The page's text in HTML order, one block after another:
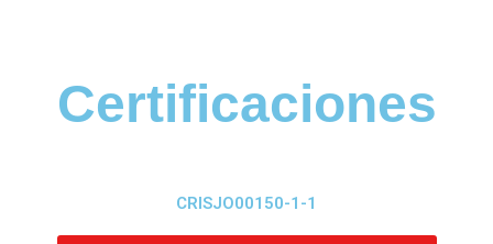
Certificaciones
CRISJO00150-1-1